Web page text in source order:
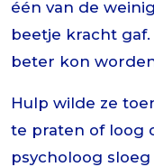
één van de
beetje kracht
beter kon
Hulp wilde ze
te praten of loog
psycholoog